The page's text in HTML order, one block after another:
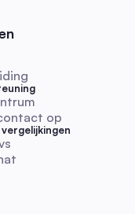
voor
postafbeeldingen te
zodat ze
reacties en
previewtips
op